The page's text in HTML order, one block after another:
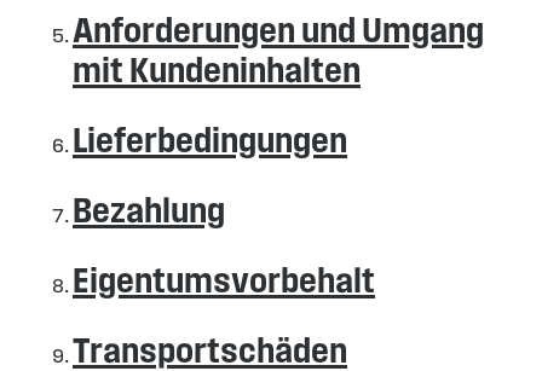
Anforderungen und Umgang
mit Kundeninhalten
Lieferbedingungen
Bezahlung
Eigentumsvorbehalt
Transportschäden